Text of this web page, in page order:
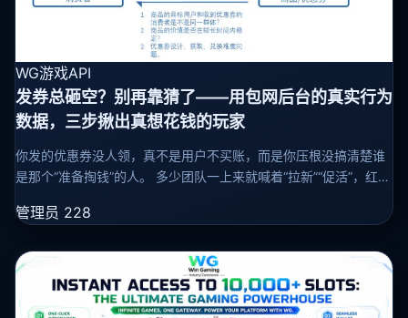
WG游戏API
发券总砸空？别再靠猜了——用包网后台的真实行为
数据，三步揪出真想花钱的玩家
你发的优惠券没人领，真不是用户不买账，而是你压根没搞清楚谁
是那个“准备掏钱”的人。 多少团队一上来就喊着“拉新”“促活”，红包
是把钱往水里
管理员 228